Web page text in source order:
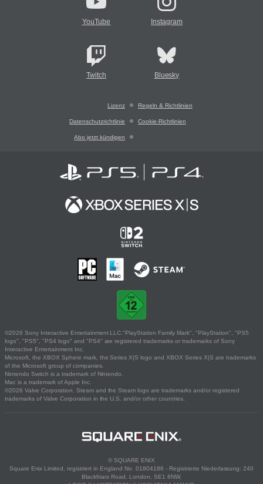
YouTube Instagram
Twitch Bluesky
Lizenz Regeln & Richtlinien
Datenschutzrichtlinie Cookie-Richtlinien
Abo jetzt kündigen
©2026 Sony Interactive Entertainment LLC."PlayStation Family Mark", "PlayStation", "PS5
logo", "PS5", "PS4 logo" and "PS4" are registered trademarks or trademarks of Sony
Interactive Entertainment Inc.
Microsoft, the XBOX Sphere mark, the Series X|S logo and XBOX Series X|S are trademarks
of the Microsoft group of companies.
Nintendo Switch is a trademark of Nintendo.
Mac is a trademark of Apple Inc.
©2026 Valve Corporation. Steam and the Steam logo are trademarks and/or registered
trademarks of Valve Corporation in the U.S. and/or other countries.
© SQUARE ENIX
Square Enix Limited, registriert in England No. 01804186 - Registrierte Niederlassung: 240
Blackfriars Road, London, SE1 8NW.